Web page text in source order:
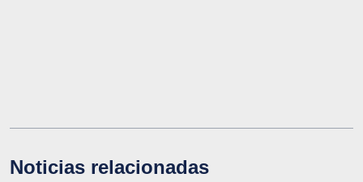
Noticias relacionadas